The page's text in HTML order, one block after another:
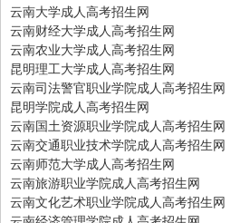
云南大学成人高考招生网
云南财经大学成人高考招生网
云南农业大学成人高考招生网
昆明理工大学成人高考招生网
云南司法警官职业学院成人高考招生网
昆明学院成人高考招生网
云南国土资源职业学院成人高考招生网
云南交通职业技术学院成人高考招生网
云南师范大学成人高考招生网
云南旅游职业学院成人高考招生网
云南文化艺术职业学院成人高考招生网